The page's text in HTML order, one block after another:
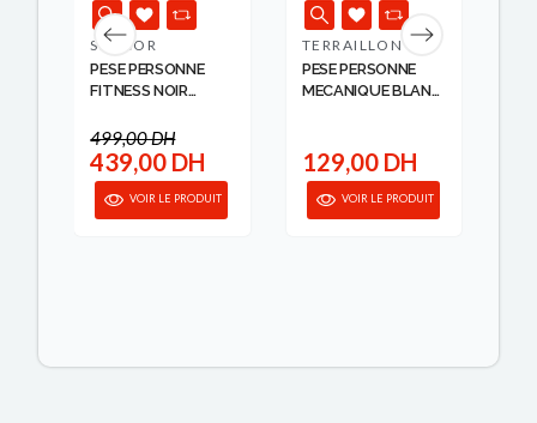
SENCOR
PESE PERSONNE
FITNESS NOIR
499,00 DH
439,00 DH
VOIR LE PRODUIT
TERRAILLON
PESE PERSONNE
MECANIQUE BLANC
129,00 DH
VOIR LE PRODUIT